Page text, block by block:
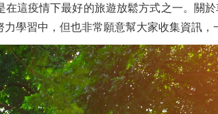
在這疫情下最好的旅遊放鬆方式之一。關
學習中，但也非常願意幫大家收集資訊，